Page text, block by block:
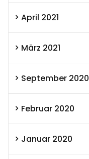
April 2021
März 2021
September 2020
Februar 2020
Januar 2020